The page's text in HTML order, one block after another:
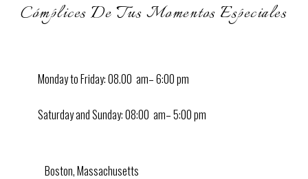
Cómplices De Tus Momentos Especiales
Monday to Friday:08.00 am– 6:00 pm
Saturday and Sunday:08:00 am– 5:00 pm
Boston, Massachusetts